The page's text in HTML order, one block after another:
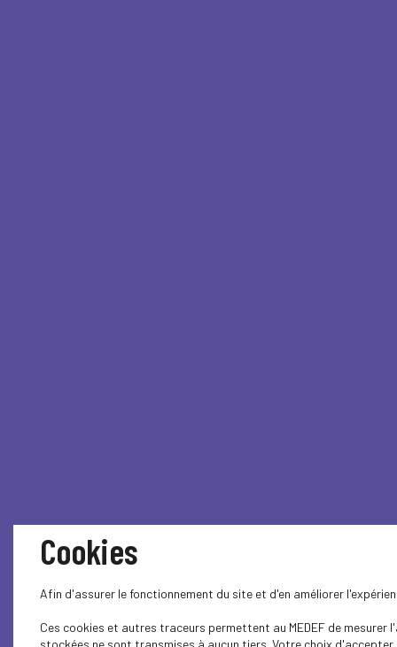
Cookies
Afin d'assurer le fonctionnement du site et d'en améliorer
Ces cookies et autres traceurs permettent au MEDEF de
stockées ne sont transmises à aucun tiers. Votre choix